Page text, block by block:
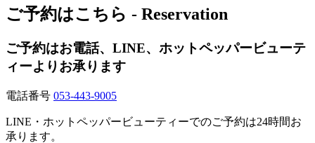
ご予約はこちら - Reservation
ご予約はお電話、LINE、ホットペッパービューテ
ィーよりお承ります
電話番号 053-443-9005
LINE・ホットペッパービューティーでのご予約は24時間お
承ります。